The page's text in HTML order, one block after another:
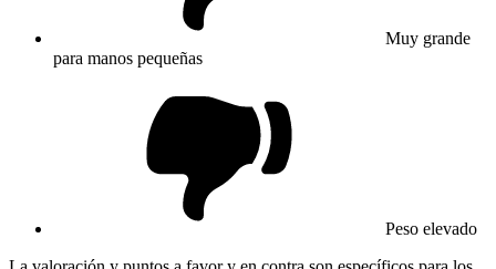
Muy grande
para manos pequeñas
Peso elevado